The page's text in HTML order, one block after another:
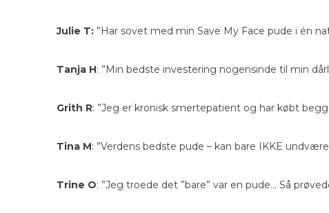
Julie T: ”Har sovet med min Save My Face pude i én
Tanja H: ”Min bedste investering nogensinde til min
Grith R: ”Jeg er kronisk smertepatient og har købt
Tina M: ”Verdens bedste pude – kan bare IKKE
Trine O: ”Jeg troede det ”bare” var en pude… Så